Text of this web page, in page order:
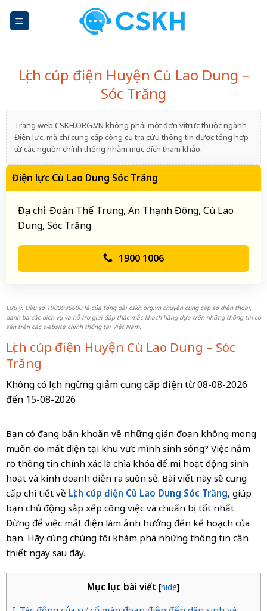
Lịch cúp điện Huyện Cù Lao Dung –
Sóc Trăng
Trang web CSKH.ORG.VN không phải một đơn vị trực thuộc ngành
Điện lực, mà chỉ cung cấp công cụ tra cứu thông tin được tổng hợp
từ các nguồn chính thống nhằm mục đích tham khảo.
Điện lực Cù Lao Dung Sóc Trăng
Địa chỉ: Đoàn Thế Trung, An Thạnh Đông, Cù Lao
Dung, Sóc Trăng
1900 1006
Lưu ý: Đầu số 1900996600 là của tổng đài cskh.org.vn chuyên cung cấp số điện thoại,
danh bạ các dịch vụ và hỗ trợ giải đáp thắc mắc khách hàng dựa trên những thông tin có
sẵn trên các website chính thống tại Việt Nam.
Lịch cúp điện Huyện Cù Lao Dung – Sóc
Trăng
Không có lịch ngừng giảm cung cấp điện từ 08-08-2026
đến 15-08-2026
Bạn có đang băn khoăn về những gián đoạn không mong
muốn do mất điện tại khu vực mình sinh sống? Việc nắm
rõ thông tin chính xác là chìa khóa để mọi hoạt động sinh
hoạt và kinh doanh diễn ra suôn sẻ. Bài viết này sẽ cung
cấp chi tiết về Lịch cúp điện Cù Lao Dung Sóc Trăng, giúp
bạn chủ động sắp xếp công việc và chuẩn bị tốt nhất.
Đừng để việc mất điện làm ảnh hưởng đến kế hoạch của
bạn. Hãy cùng chúng tôi khám phá những thông tin cần
thiết ngay sau đây.
Mục lục bài viết [hide]